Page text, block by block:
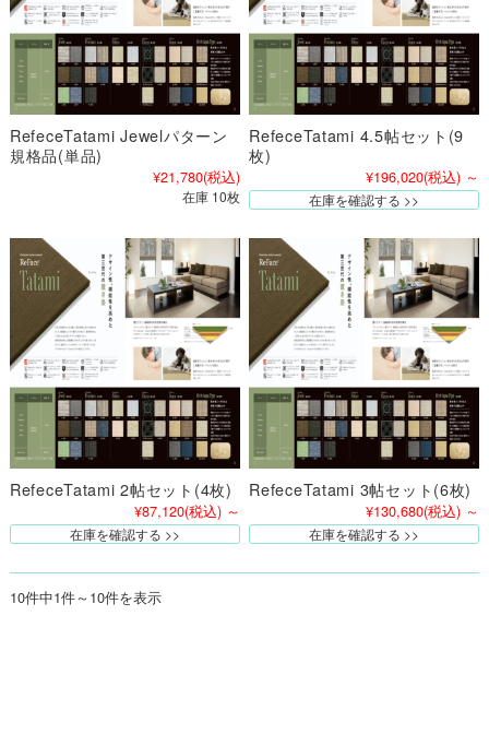
RefeceTatami Jewelパターン
規格品(単品)
¥21,780(税込)
在庫 10枚
RefeceTatami 4.5帖セット(9
枚)
¥196,020(税込) ～
在庫を確認する
RefeceTatami 2帖セット(4枚)
¥87,120(税込) ～
在庫を確認する
RefeceTatami 3帖セット(6枚)
¥130,680(税込) ～
在庫を確認する
10件中1件～10件を表示